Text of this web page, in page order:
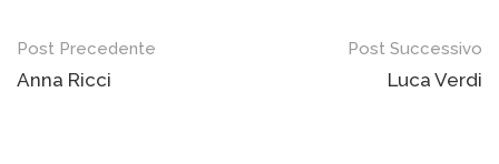
Post Precedente
Anna Ricci
Post Successivo
Luca Verdi